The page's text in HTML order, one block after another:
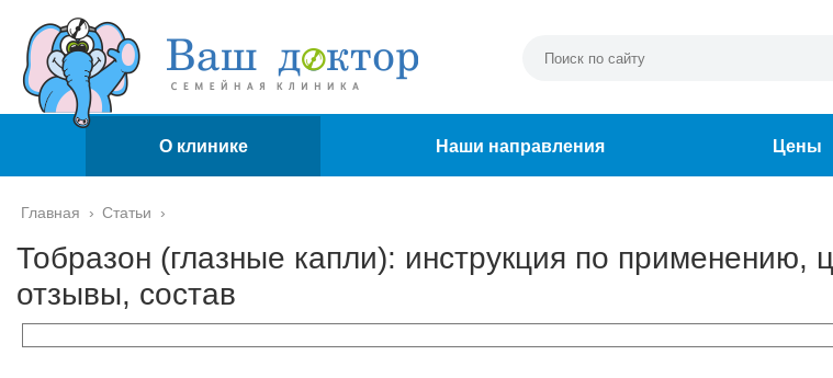
О клинике Наши направления Цены
Главная › Статьи ›
Тобразон (глазные капли): инструкция по применению,
отзывы, состав